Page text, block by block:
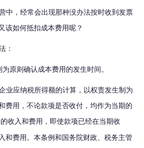
中，经常会出现那种没办法按时收到发票
该如何抵扣成本费用呢？
：
为原则确认成本费用的发生时间。
业应纳税所得额的计算，以权责发生制为
费用，不论款项是否收付，均作为当期的
收入和费用，即使款项已经在当期收
和费用。本条例和国务院财政、税务主管